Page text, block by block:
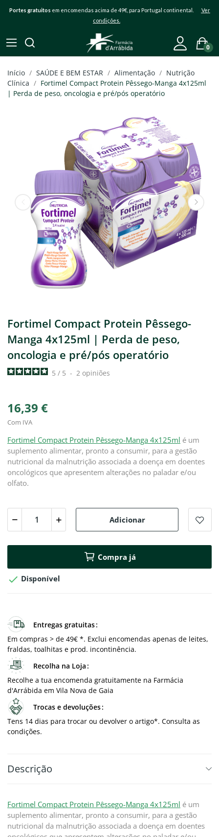
Portes gratuitos em encomendas acima de 49€, para Portugal continental. Ver
condições.
0
Início SAÚDE E BEM ESTAR Alimentação
Nutrição
Clínica
Fortimel Compact Protein Pêssego-Manga 4x125ml
| Perda de peso, oncologia e pré/pós operatório
Fortimel Compact Protein Pêssego-
Manga 4x125ml | Perda de peso,
oncologia e pré/pós operatório
5 / 5 - 2 opiniões
16,39 €
Com IVA
Fortimel Compact Protein Pêssego-Manga 4x125ml é um
suplemento alimentar, pronto a consumir, para a gestão
nutricional da malnutrição associada a doença em doentes
oncológicos que apresentem alterações no paladar e/ou
olfato.
Adicionar
Compra já
 Disponível
Entregas gratuitas
Em compras > de 49€ *. Exclui encomendas apenas de leites,
fraldas, toalhitas e prod. incontinência.
Recolha na Loja
Recolhe a tua encomenda gratuitamente na Farmácia
d'Arrábida em Vila Nova de Gaia
Trocas e devoluções
Tens 14 dias para trocar ou devolver o artigo*. Consulta as
condições.
Descrição
Fortimel Compact Protein Pêssego-Manga 4x125ml é um
suplemento alimentar, pronto a consumir, para a gestão
nutricional da malnutrição associada a doença em doentes